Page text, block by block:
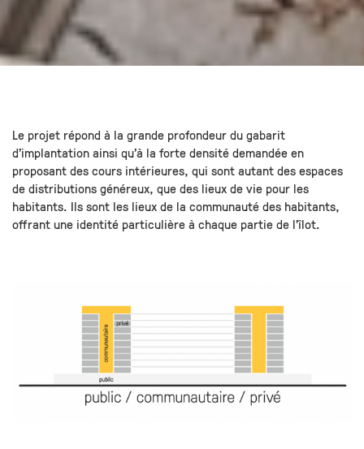
Le projet répond à la grande profondeur du gabarit
d’implantation ainsi qu’à la forte densité demandée en
proposant des cours intérieures, qui sont autant des espaces
de distributions généreux, que des lieux de vie pour les
habitants. Ils sont les lieux de la communauté des habitants,
offrant une identité particulière à chaque partie de l’îlot.